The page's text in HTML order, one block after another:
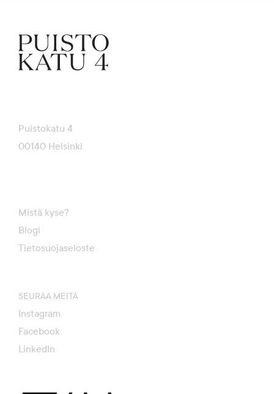
Puistokatu 4
00140 Helsinki
Mistä kyse?
Blogi
Tietosuojaseloste
SEURAA MEITÄ
Instagram
Facebook
LinkedIn